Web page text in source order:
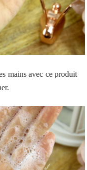
mains avec ce produit